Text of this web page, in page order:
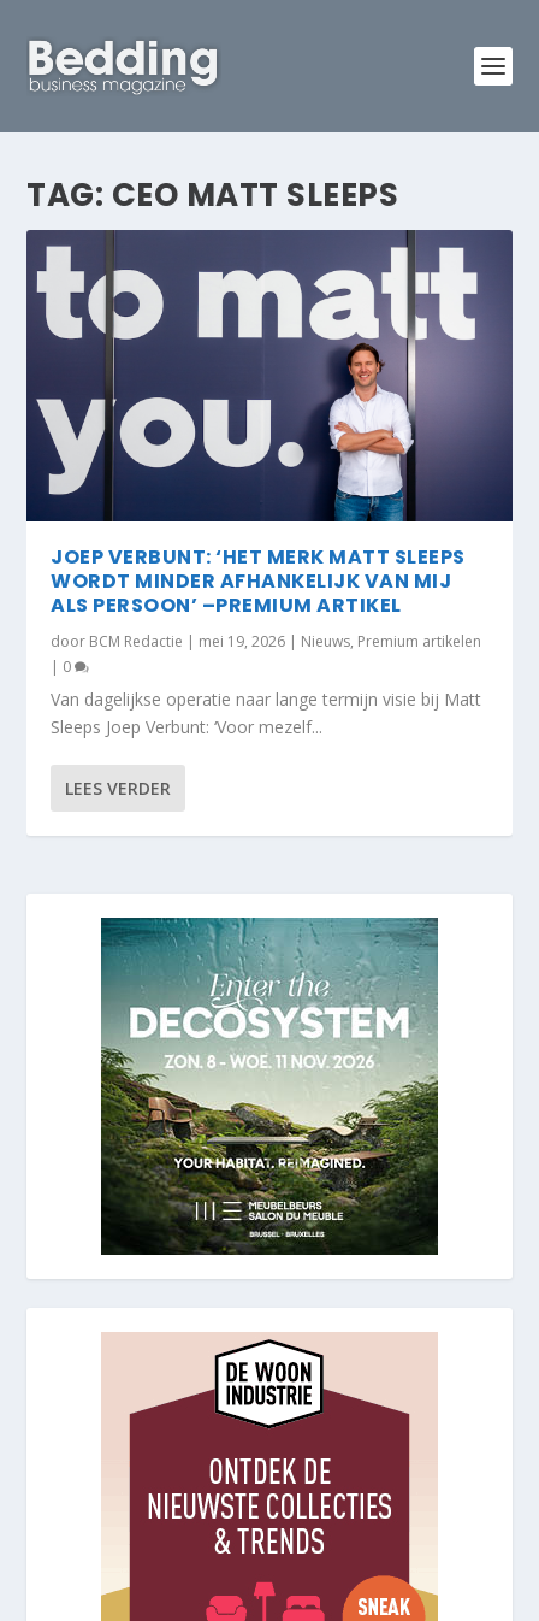
TAG: CEO MATT SLEEPS
JOEP VERBUNT: ‘HET MERK MATT SLEEPS
WORDT MINDER AFHANKELIJK VAN MIJ
ALS PERSOON’ –PREMIUM ARTIKEL
door BCM Redactie | mei 19, 2026 | Nieuws, Premium artikelen
| 0
Van dagelijkse operatie naar lange termijn visie bij Matt
Sleeps Joep Verbunt: ‘Voor mezelf...
LEES VERDER